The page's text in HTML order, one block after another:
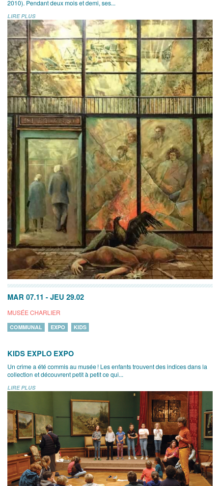
2010). Pendant deux mois et demi, ses...
LIRE PLUS
MAR 07.11 - JEU 29.02
MUSÉE CHARLIER
COMMUNAL EXPO KIDS
KIDS EXPLO EXPO
Un crime a été commis au musée ! Les enfants trouvent des indices dans la
collection et découvrent petit à petit ce qui...
LIRE PLUS